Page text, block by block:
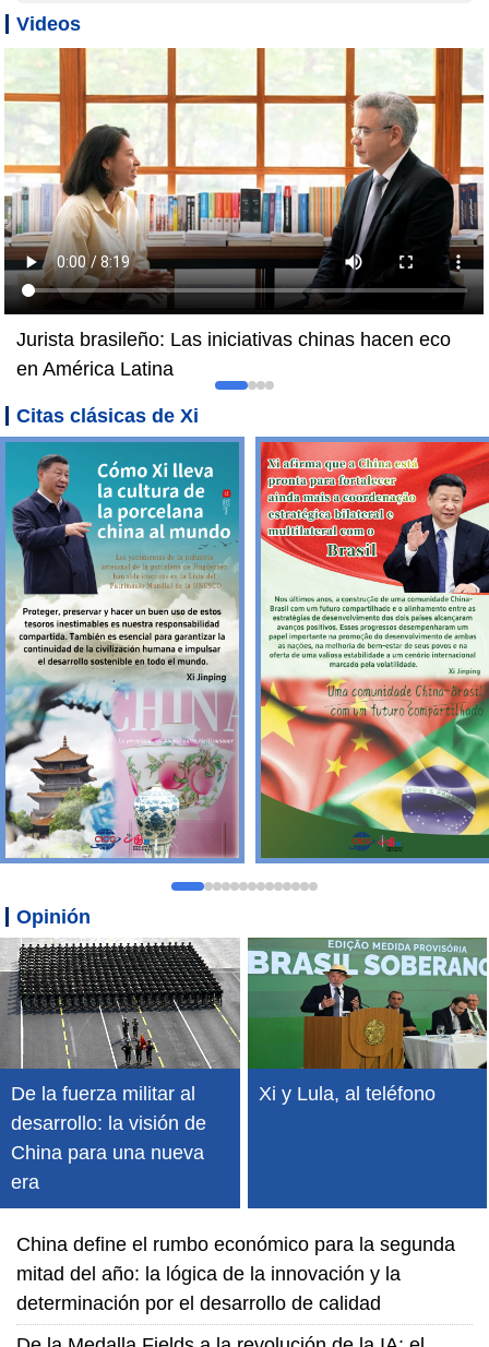
Videos
Jurista brasileño: Las iniciativas chinas hacen eco
en América Latina
Citas clásicas de Xi
Opinión
China define el rumbo económico para la segunda
mitad del año: la lógica de la innovación y la
determinación por el desarrollo de calidad
De la fuerza militar al
desarrollo: la visión de
China para una nueva
era
Xi y Lula, al teléfono